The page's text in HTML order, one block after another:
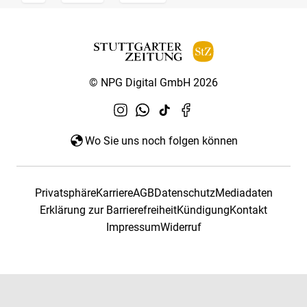
© NPG Digital GmbH 2026
Wo Sie uns noch folgen können
PrivatsphäreKarriereAGBDatenschutzMediadaten
Erklärung zur BarrierefreiheitKündigungKontakt
ImpressumWiderruf